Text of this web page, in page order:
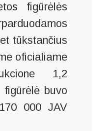
figūrėlės
tūkstančius
oficialiame
1,2
buvo
000 JAV